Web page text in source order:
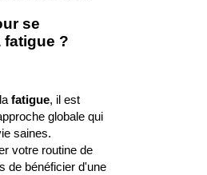
se
fatigue ?
fatigue, il est
globale qui
saines.
votre routine de
de bénéficier d'une